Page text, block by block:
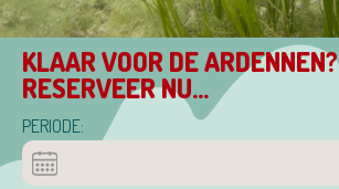
KLAAR VOOR DE ARDENNEN?
RESERVEER NU...
PERIODE: